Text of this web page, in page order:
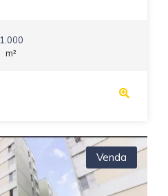
1.000
m²
Venda